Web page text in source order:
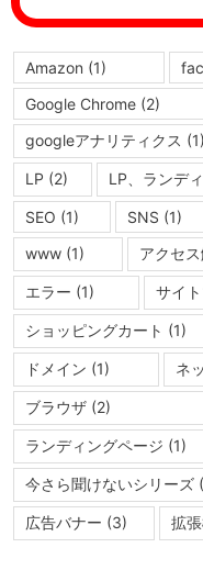
Amazon (1)
Google Chrome (2)
googleアナリティクス (1)
LP (2) LP、ランデ
SEO (1) SNS (1)
www (1) アクセ
エラー (1) サイ
ショッピングカート (1)
ドメイン (1) ネ
ブラウザ (2)
ランディングページ (1)
今さら聞けないシリーズ
広告バナー (3) 拡